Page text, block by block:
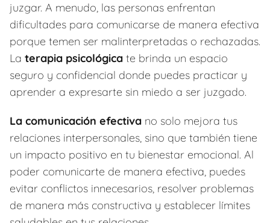
juzgar. A menudo, las personas enfrentan
dificultades para comunicarse de manera efectiva
porque temen ser malinterpretadas o rechazadas.
La terapia psicológica te brinda un espacio
seguro y confidencial donde puedes practicar y
aprender a expresarte sin miedo a ser juzgado.
La comunicación efectiva no solo mejora tus
relaciones interpersonales, sino que también tiene
un impacto positivo en tu bienestar emocional. Al
poder comunicarte de manera efectiva, puedes
evitar conflictos innecesarios, resolver problemas
de manera más constructiva y establecer límites